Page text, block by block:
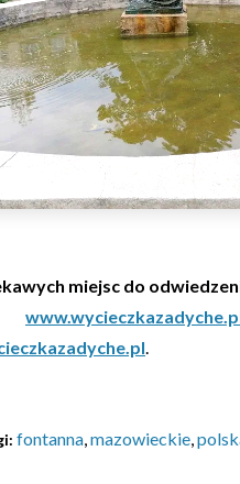
miejsc do
.
fontanna,mazowieckie,